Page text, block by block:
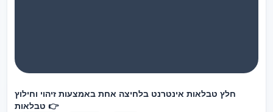
חלץ טבלאות אינטרנט בלחיצה אחת באמצעות זיהוי וחילוץ
טבלאות 👉